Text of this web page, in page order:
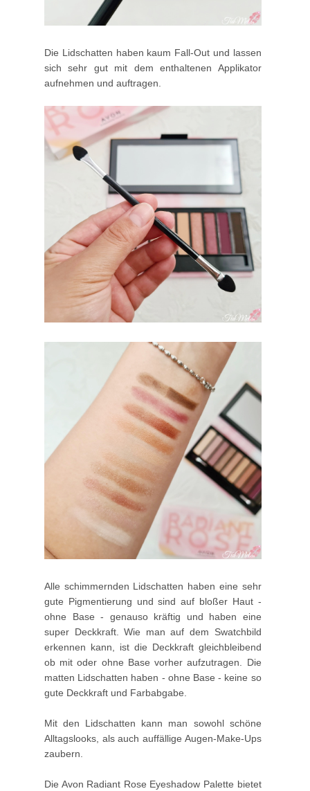
Die Lidschatten haben kaum Fall-Out und lassen
sich sehr gut mit dem enthaltenen Applikator
aufnehmen und auftragen.
Alle schimmernden Lidschatten haben eine sehr
gute Pigmentierung und sind auf bloßer Haut -
ohne Base - genauso kräftig und haben eine
super Deckkraft. Wie man auf dem Swatchbild
erkennen kann, ist die Deckkraft gleichbleibend
ob mit oder ohne Base vorher aufzutragen. Die
matten Lidschatten haben - ohne Base - keine so
gute Deckkraft und Farbabgabe.
Mit den Lidschatten kann man sowohl schöne
Alltagslooks, als auch auffällige Augen-Make-Ups
zaubern.
Die Avon Radiant Rose Eyeshadow Palette bietet